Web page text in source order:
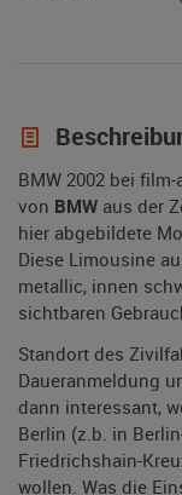
BMW 2002 bei
von BMW aus der
hier abgebildete
Diese Limousine
metallic, innen
sichtbaren
Standort des
Daueranmeldung
dann interessant,
Berlin (z.b. in
Friedrichshain-
wollen. Was die